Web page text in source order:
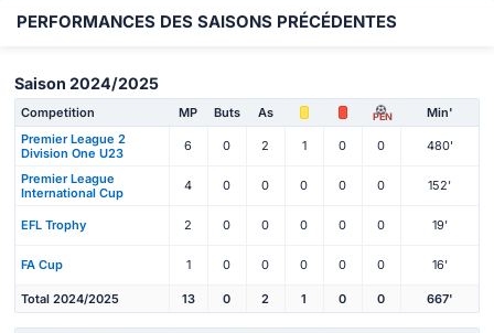
PERFORMANCES DES SAISONS PRÉCÉDENTES
Saison 2024/2025
Competition MP Buts As PEN
Min'
Premier League 2
Division One U23
6 0 2 1 0 0 480'
Premier League
International Cup
4 0 0 0 0 0 152'
EFL Trophy 2 0 0 0 0 0 19'
FA Cup 1 0 0 0 0 0 16'
Total 2024/2025 13 0 2 1 0 0 667'